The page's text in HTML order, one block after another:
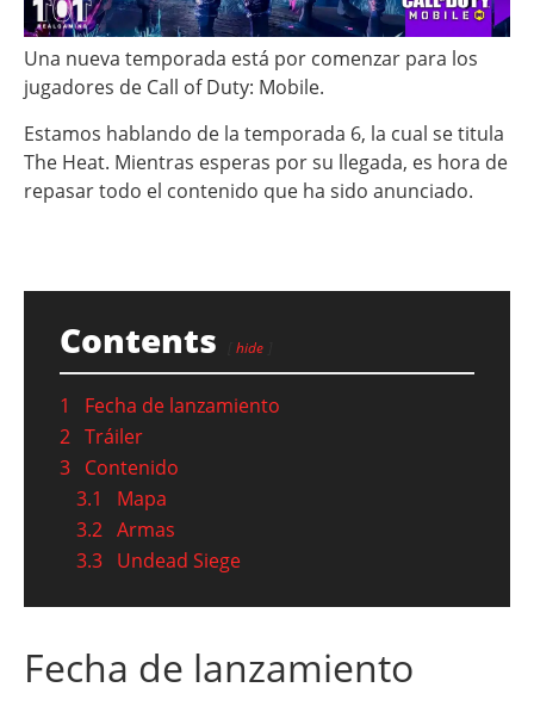
Una nueva temporada está por comenzar para los
jugadores de Call of Duty: Mobile.
Estamos hablando de la temporada 6, la cual se titula
The Heat. Mientras esperas por su llegada, es hora de
repasar todo el contenido que ha sido anunciado.
Contents hide
1
Fecha de lanzamiento
2 Tráiler
3 Contenido
3.1
Mapa
3.2 Armas
3.3 Undead Siege
Fecha de lanzamiento